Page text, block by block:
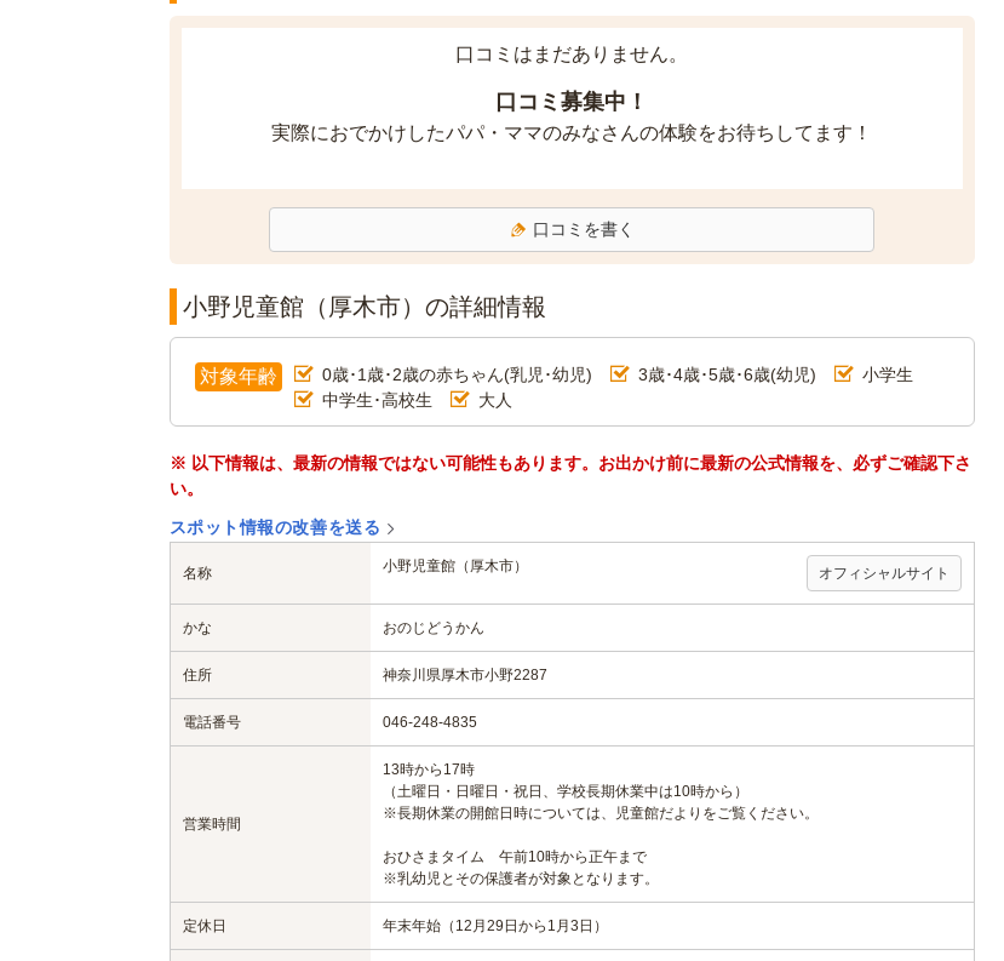
口コミはまだありません。
口コミ募集中！
実際におでかけしたパパ・ママのみなさんの体験をお待ちしてます！
口コミを書く
小野児童館（厚木市）の詳細情報
対象年齢 0歳･1歳･2歳の赤ちゃん(乳児･幼児) 3歳･4歳･5歳･6歳(幼児)
小学生
中学生･高校生
大人
※ 以下情報は、最新の情報ではない可能性もあります。お出かけ前に最新の公式情報を、必ずご確認下さ
い。
スポット情報の改善を送る
名称 小野児童館（厚木市） オフィシャルサイト
かな おのじどうかん
住所 神奈川県厚木市小野2287
電話番号 046-248-4835
営業時間
13時から17時
（土曜日・日曜日・祝日、学校長期休業中は10時から）
※長期休業の開館日時については、児童館だよりをご覧ください。
おひさまタイム 午前10時から正午まで
※乳幼児とその保護者が対象となります。
定休日 年末年始（12月29日から1月3日）